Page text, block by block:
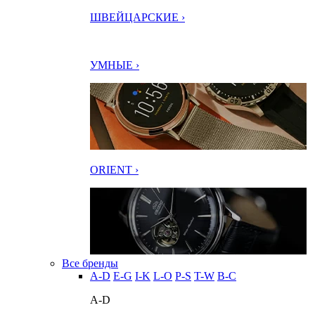
ШВЕЙЦАРСКИЕ ›
УМНЫЕ ›
ORIENT ›
Все бренды
A-D E-G I-K L-O P-S T-W В-С
A-D